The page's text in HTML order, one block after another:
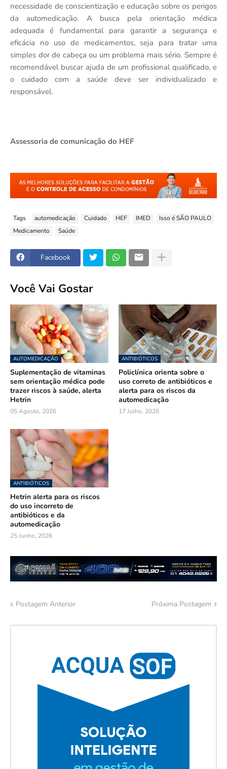
necessidade de conscientização e educação sobre os perigos
da automedicação. A busca pela orientação médica
adequada é fundamental para garantir a segurança e
eficácia no uso de medicamentos, seja para tratar uma
simples dor de cabeça ou um problema mais sério. Sempre é
recomendável buscar ajuda de um profissional qualificado, e
o cuidado com a saúde deve ser individualizado e
responsável.
Assessoria de comunicação do HEF
Tags automedicação Cuidado HEF IMED
Isso é SÃO PAULO
Medicamento
Saúde
Facebook
Você Vai Gostar
AUTOMEDICAÇÃO
Suplementação de vitaminas
sem orientação médica pode
trazer riscos à saúde, alerta
Hetrin
05 Agosto, 2026
ANTIBIÓTICOS
Policlínica orienta sobre o
uso correto de antibióticos e
alerta para os riscos da
automedicação
17 Julho, 2026
ANTIBIÓTICOS
Hetrin alerta para os riscos
do uso incorreto de
antibióticos e da
automedicação
25 Junho, 2026
Postagem Anterior Próxima Postagem